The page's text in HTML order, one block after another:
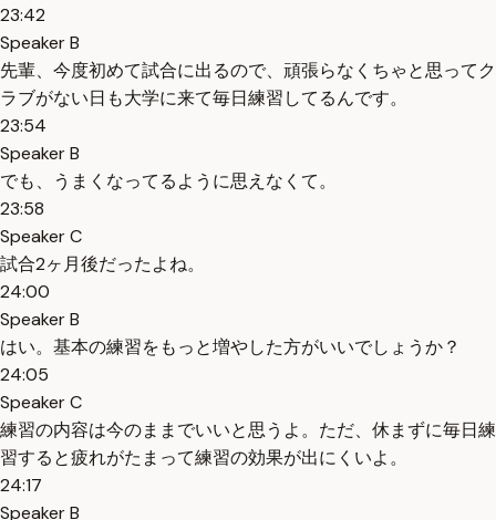
23:42
Speaker B
先輩、今度初めて試合に出るので、頑張らなくちゃと思ってク
ラブがない日も大学に来て毎日練習してるんです。
23:54
Speaker B
でも、うまくなってるように思えなくて。
23:58
Speaker C
試合2ヶ月後だったよね。
24:00
Speaker B
はい。基本の練習をもっと増やした方がいいでしょうか？
24:05
Speaker C
練習の内容は今のままでいいと思うよ。ただ、休まずに毎日練
習すると疲れがたまって練習の効果が出にくいよ。
24:17
Speaker B